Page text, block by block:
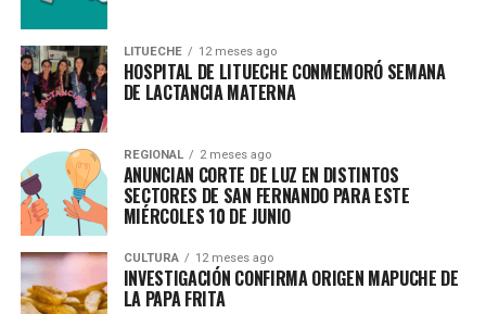
LITUECHE 12 meses ago
HOSPITAL DE LITUECHE CONMEMORÓ SEMANA
DE LACTANCIA MATERNA
REGIONAL 2 meses ago
ANUNCIAN CORTE DE LUZ EN DISTINTOS
SECTORES DE SAN FERNANDO PARA ESTE
MIÉRCOLES 10 DE JUNIO
CULTURA 12 meses ago
INVESTIGACIÓN CONFIRMA ORIGEN MAPUCHE DE
LA PAPA FRITA